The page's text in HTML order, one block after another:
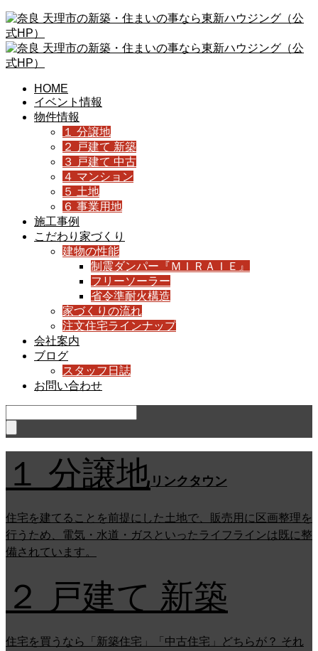
HOME
イベント情報
物件情報
１ 分譲地
２ 戸建て 新築
３ 戸建て 中古
４ マンション
５ 土地
６ 事業用地
施工事例
こだわり家づくり
建物の性能
制震ダンパー『ＭＩＲＡＩＥ』
フリーソーラー
省令準耐火構造
家づくりの流れ
注文住宅ラインナップ
会社案内
ブログ
スタッフ日誌
お問い合わせ
１ 分譲地 リンクタウン
住宅を建てることを前提にした土地で、販売用に区画整理を
行うため、電気・水道・ガスといったライフラインは既に整
備されています。
２ 戸建て 新築
住宅を買うなら「新築住宅」「中古住宅」どちらが？ それ